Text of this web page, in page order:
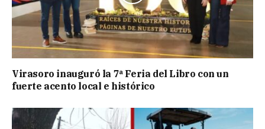
Virasoro inauguró la 7ª Feria del Libro con un
fuerte acento local e histórico